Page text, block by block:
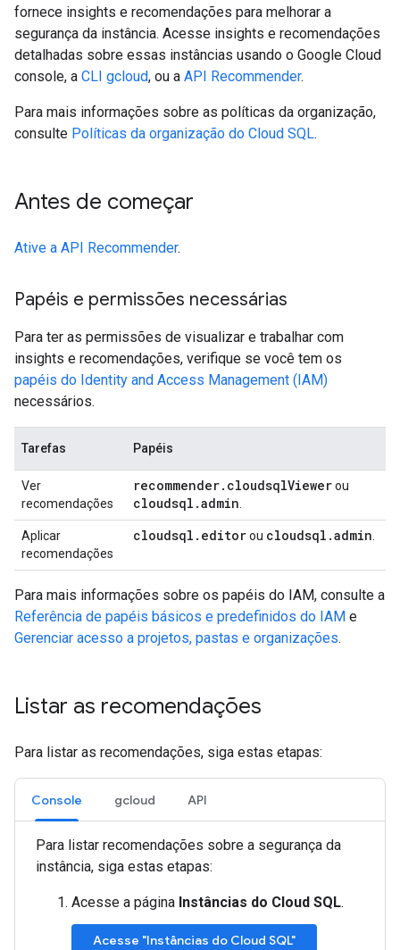
fornece insights e recomendações para melhorar a
segurança da instância. Acesse insights e recomendações
detalhadas sobre essas instâncias usando o Google Cloud
console, a CLI gcloud, ou a API Recommender.
Para mais informações sobre as políticas da organização,
consulte Políticas da organização do Cloud SQL.
Antes de começar
Ative a API Recommender.
Papéis e permissões necessárias
Para ter as permissões de visualizar e trabalhar com
insights e recomendações, verifique se você tem os
papéis do Identity and Access Management (IAM)
necessários.
Tarefas Papéis
Ver
recomendações
recommender. cloudsqlViewerou
cloudsql .admin
Aplicar
recomendações
cloudsql . editorou cloudsql .admin
Para mais informações sobre os papéis do IAM, consulte a
Referência de papéis básicos e predefinidos do IAM e
Gerenciar acesso a projetos, pastas e organizações.
Listar as recomendações
Para listar as recomendações, siga estas etapas:
Console gcloud API
Para listar recomendações sobre a segurança da
instância, siga estas etapas:
Acesse a página Instâncias do Cloud SQL.
Acesse "Instâncias do Cloud SQL"